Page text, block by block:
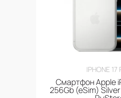
IPHONE 17
Смартфон Apple
256Gb (eSim)